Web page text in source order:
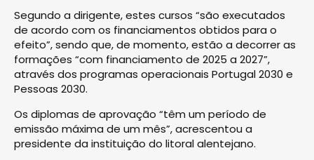
Segundo a dirigente, estes cursos “são executados
de acordo com os financiamentos obtidos para o
efeito”, sendo que, de momento, estão a decorrer as
formações “com financiamento de 2025 a 2027”,
através dos programas operacionais Portugal 2030 e
Pessoas 2030.
Os diplomas de aprovação “têm um período de
emissão máxima de um mês”, acrescentou a
presidente da instituição do litoral alentejano.